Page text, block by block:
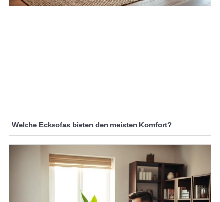
Welche Ecksofas bieten den meisten Komfort?